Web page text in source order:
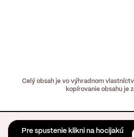
Pre spustenie klikni na hocijakú
Celý obsah je vo výhradnom
kopírovanie obsahu je